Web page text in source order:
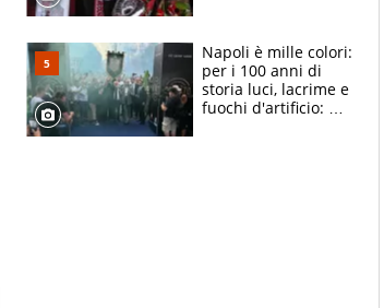
bigliettini
Napoli è mille colori:
per i 100 anni di
storia luci, lacrime e
fuochi d'artificio: De